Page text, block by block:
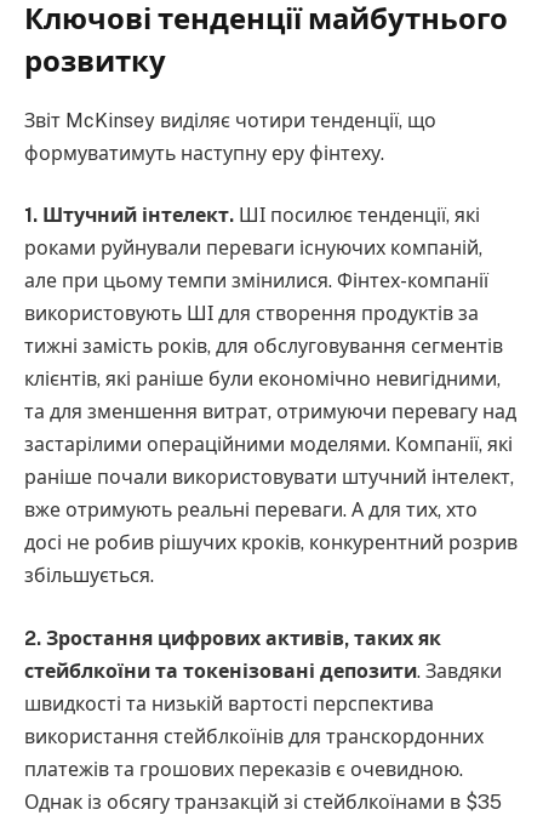
Ключові тенденції майбутнього
розвитку
Звіт McKinsey виділяє чотири тенденції, що
формуватимуть наступну еру фінтеху.
1. Штучний інтелект. ШІ посилює тенденції, які
роками руйнували переваги існуючих компаній,
але при цьому темпи змінилися. Фінтех-компанії
використовують ШІ для створення продуктів за
тижні замість років, для обслуговування сегментів
клієнтів, які раніше були економічно невигідними,
та для зменшення витрат, отримуючи перевагу над
застарілими операційними моделями. Компанії, які
раніше почали використовувати штучний інтелект,
вже отримують реальні переваги. А для тих, хто
досі не робив рішучих кроків, конкурентний розрив
збільшується.
2. Зростання цифрових активів, таких як
стейблкоїни та токенізовані депозити. Завдяки
швидкості та низькій вартості перспектива
використання стейблкоїнів для транскордонних
платежів та грошових переказів є очевидною.
Однак із обсягу транзакцій зі стейблкоїнами в $35